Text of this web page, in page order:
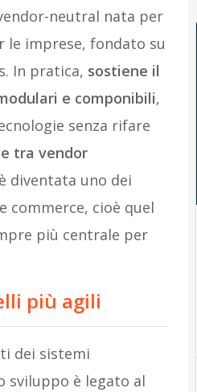
neutral nata per
imprese, fondato su
In pratica, sostiene il
e componibili,
senza rifare
tra vendor
diventata uno dei
cioè quel
più centrale per
più agili
dei sistemi
sviluppo è legato al